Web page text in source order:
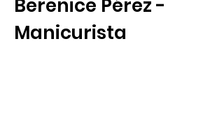
Berenice Pérez -
Manicurista